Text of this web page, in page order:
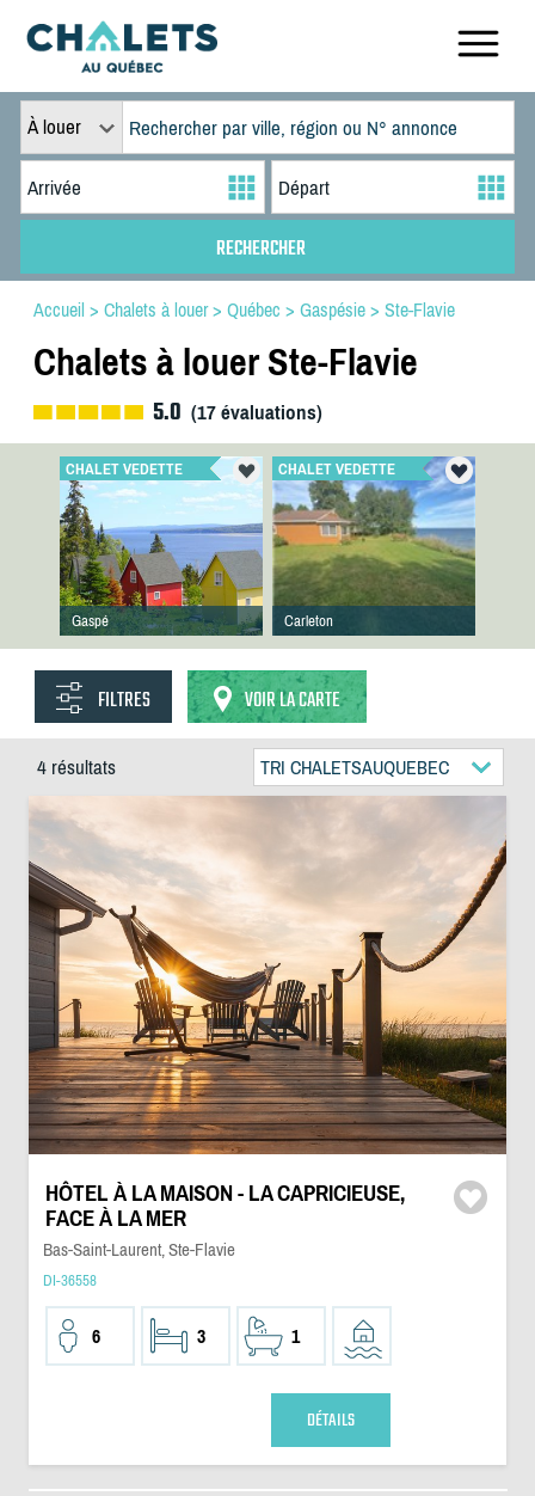
À louer
Accueil > Chalets à louer> Québec > Gaspésie> Ste-Flavie
Chalets à louer Ste-Flavie
5.0 (17évaluations)
CHALET VEDETTE
Gaspé
CHALET VEDETTE
Carleton
FILTRES VOIR LA CARTE
4 résultats TRI CHALETSAUQUEBEC
HÔTEL À LA MAISON - LA CAPRICIEUSE,
FACE À LA MER
Bas-Saint-Laurent, Ste-Flavie
DI-36558
6 3 1
DÉTAILS